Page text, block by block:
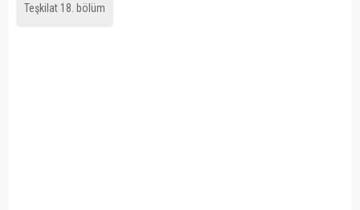
Teşkilat 18. bölüm